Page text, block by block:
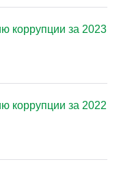
коррупции за 2023
коррупции за 2022